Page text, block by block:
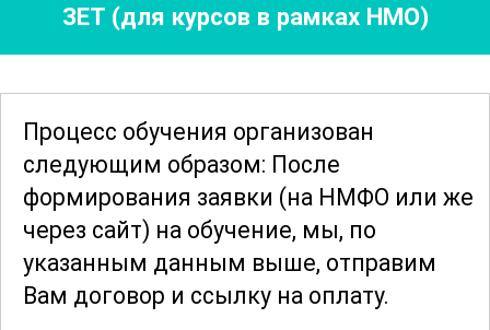
Для более глубокого понимания темы
курс включает в себя изучение
последних научных публикаций и
обсуждение современных
терапевтических стратегий. Это
позволяет участникам не только
укрепить свои теоретические знания,
но и получить необходимые навыки
для применения их в
ЗЕТ (для курсов в рамках НМО)
Процесс обучения организован
следующим образом: После
формирования заявки (на НМФО или же
через сайт) на обучение, мы, по
указанным данным выше, отправим
Вам договор и ссылку на оплату.